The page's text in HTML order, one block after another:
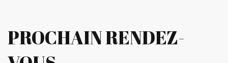
PROCHAIN RENDEZ-